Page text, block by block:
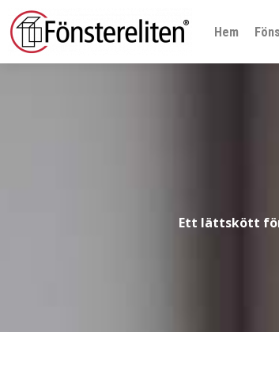
Hem
Ett lättskött